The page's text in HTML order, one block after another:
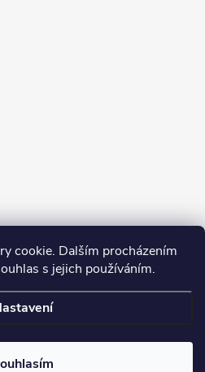
cookie. Dalším procházením
s jejich používáním.
Upravit nastavení cookies